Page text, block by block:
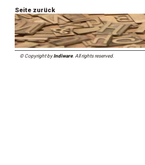
Seite zurück
© Copyright byIndiware. All rights reserved.